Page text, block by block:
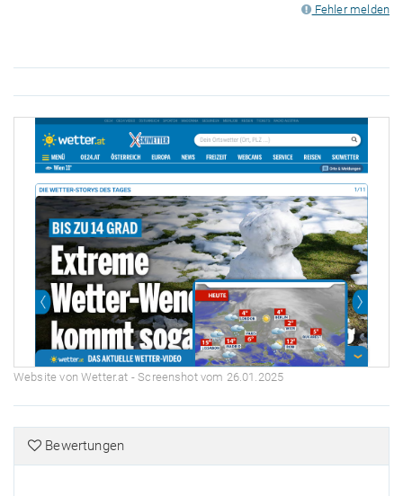
Fehler melden
Website von Wetter.at - Screenshot vom 26.01.2025
Bewertungen